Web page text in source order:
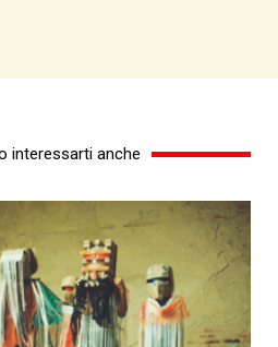
interessarti anche